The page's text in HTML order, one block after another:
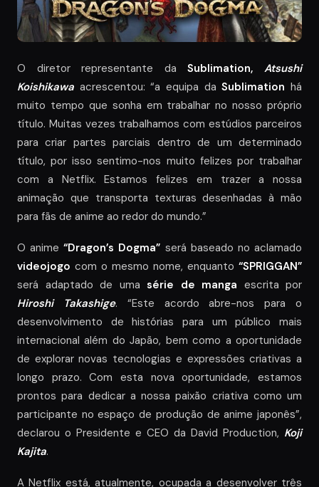
O diretor representante daSublimation,
Atsushi
Koishikawa acrescentou: “a equipa daSublimation há
muito tempo que sonha em trabalhar no nosso próprio
título. Muitas vezes trabalhamos com estúdios parceiros
para criar partes parciais dentro de um determinado
título, por isso sentimo-nos muito felizes por trabalhar
com a Netflix. Estamos felizes em trazer a nossa
animação que transporta texturas desenhadas à mão
para fãs de anime ao redor do mundo.”
O anime “Dragon’s Dogma” será baseado no aclamado
videojogo com o mesmo nome, enquanto “SPRIGGAN”
será adaptado de uma série de manga escrita por
Hiroshi Takashige. “Este acordo abre-nos para o
desenvolvimento de histórias para um público mais
internacional além do Japão, bem como a oportunidade
de explorar novas tecnologias e expressões criativas a
longo prazo. Com esta nova oportunidade, estamos
prontos para dedicar a nossa paixão criativa como um
participante no espaço de produção de anime japonês”,
declarou o Presidente e CEO da David Production, Koji
Kajita.
A Netflix está, atualmente, ocupada a desenvolver três